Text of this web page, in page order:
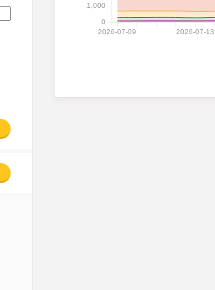
2026-07-09 2026-07-13
0
1,000